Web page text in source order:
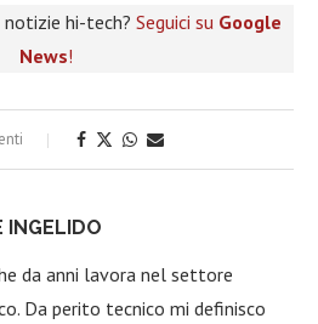
hi-tech? Seguici su Google
News!
INGELIDO
da anni lavora nel settore
Da perito tecnico mi definisco